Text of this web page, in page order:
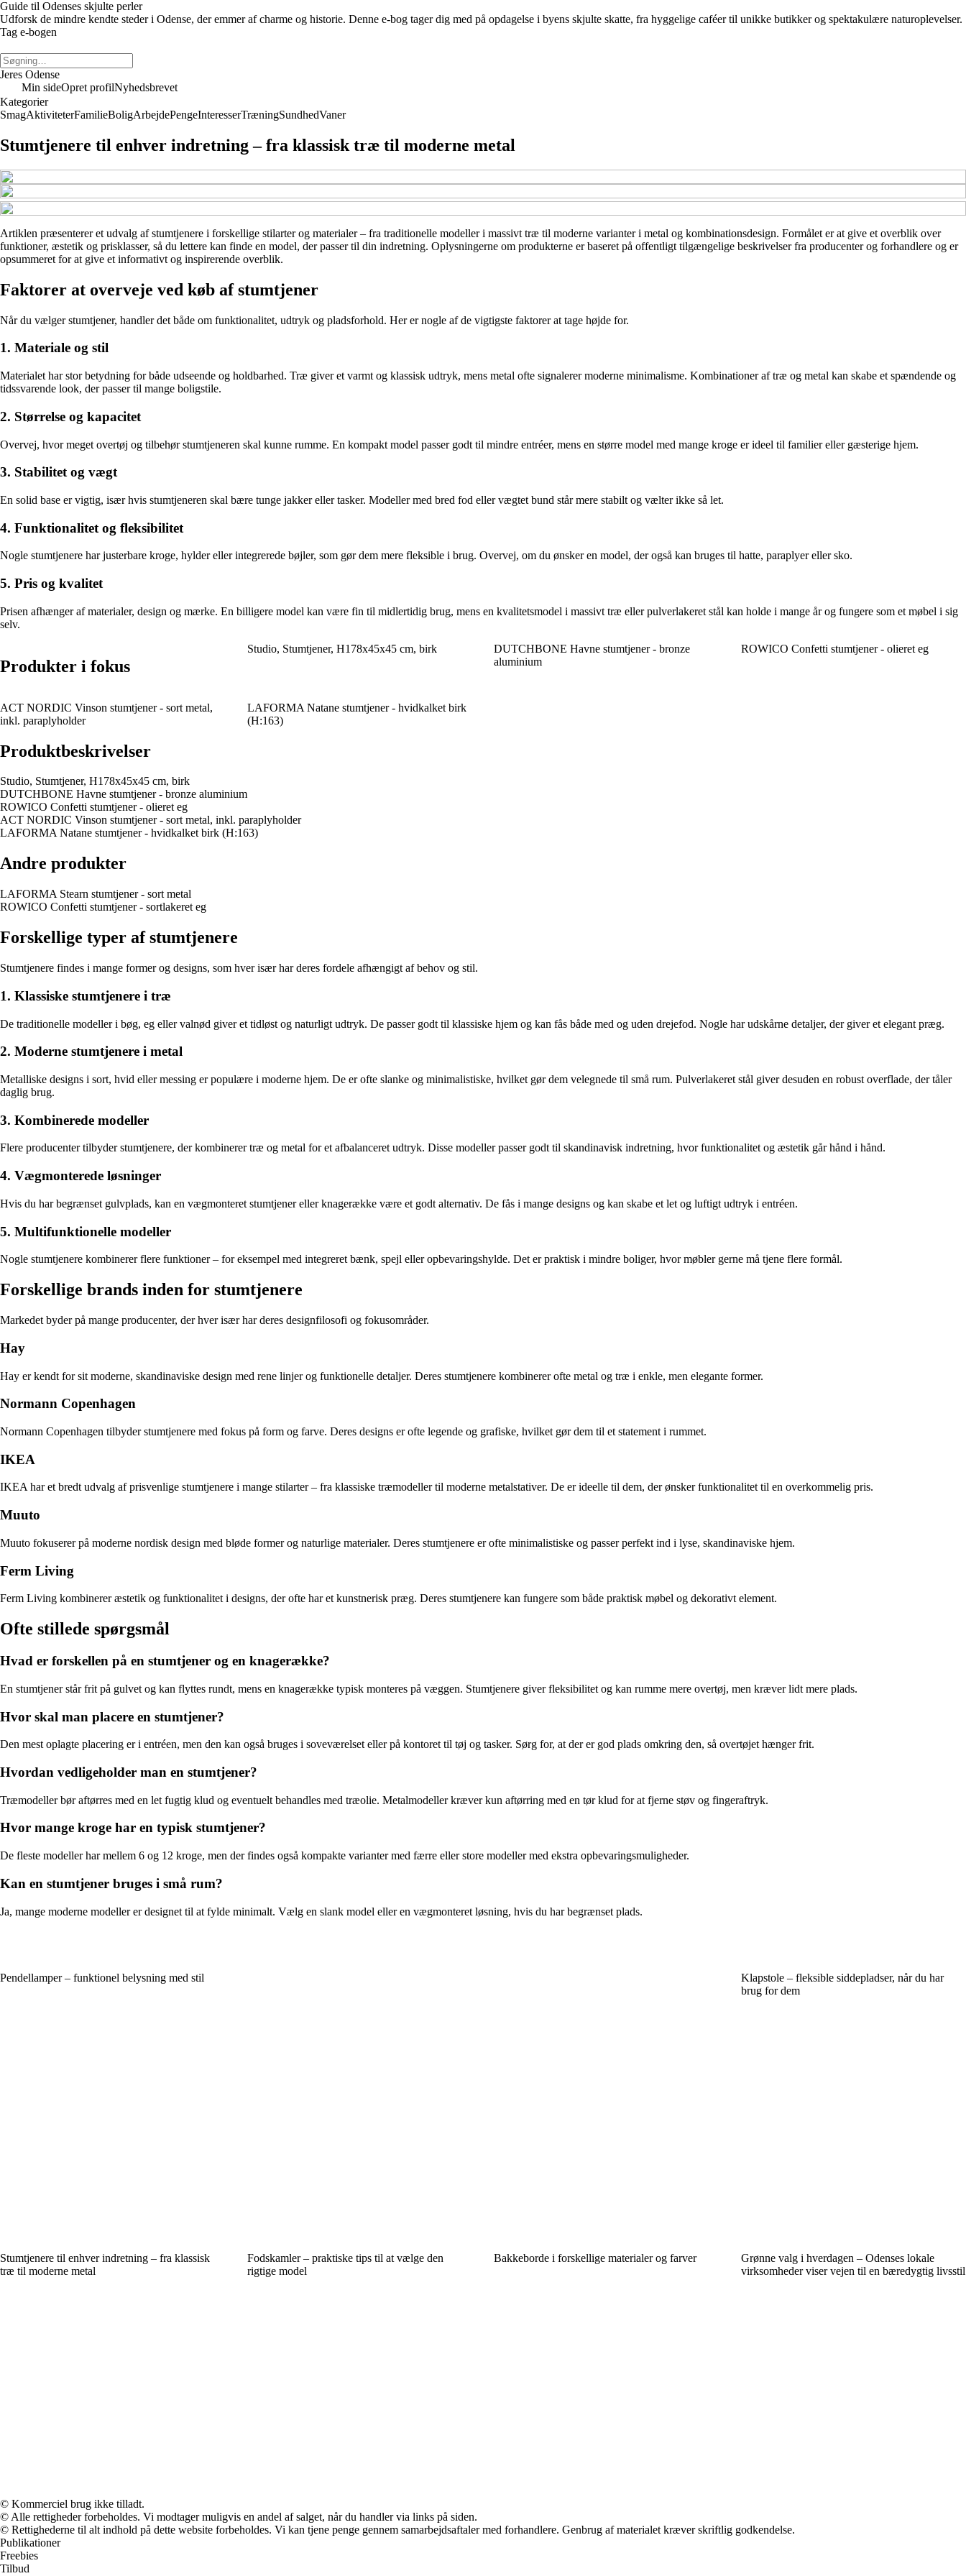
Guide til Odenses skjulte perler
Udforsk de mindre kendte steder i Odense, der emmer af charme og historie. Denne e-bog tager dig med på opdagelse i byens skjulte skatte, fra hyggelige caféer til unikke butikker og spektakulære naturoplevelser.
Tag e-bogen
Jeres Odense
Min sideOpret profilNyhedsbrevet
Kategorier
SmagAktiviteterFamilieBoligArbejdePengeInteresserTræningSundhedVaner
Stumtjenere til enhver indretning – fra klassisk træ til moderne metal
Artiklen præsenterer et udvalg af stumtjenere i forskellige stilarter og materialer – fra traditionelle modeller i massivt træ til moderne varianter i metal og kombinationsdesign. Formålet er at give et overblik over
funktioner, æstetik og prisklasser, så du lettere kan finde en model, der passer til din indretning. Oplysningerne om produkterne er baseret på offentligt tilgængelige beskrivelser fra producenter og forhandlere og er
opsummeret for at give et informativt og inspirerende overblik.
Faktorer at overveje ved køb af stumtjener
Når du vælger stumtjener, handler det både om funktionalitet, udtryk og pladsforhold. Her er nogle af de vigtigste faktorer at tage højde for.
1. Materiale og stil
Materialet har stor betydning for både udseende og holdbarhed. Træ giver et varmt og klassisk udtryk, mens metal ofte signalerer moderne minimalisme. Kombinationer af træ og metal kan skabe et spændende og
tidssvarende look, der passer til mange boligstile.
2. Størrelse og kapacitet
Overvej, hvor meget overtøj og tilbehør stumtjeneren skal kunne rumme. En kompakt model passer godt til mindre entréer, mens en større model med mange kroge er ideel til familier eller gæsterige hjem.
3. Stabilitet og vægt
En solid base er vigtig, især hvis stumtjeneren skal bære tunge jakker eller tasker. Modeller med bred fod eller vægtet bund står mere stabilt og vælter ikke så let.
4. Funktionalitet og fleksibilitet
Nogle stumtjenere har justerbare kroge, hylder eller integrerede bøjler, som gør dem mere fleksible i brug. Overvej, om du ønsker en model, der også kan bruges til hatte, paraplyer eller sko.
5. Pris og kvalitet
Prisen afhænger af materialer, design og mærke. En billigere model kan være fin til midlertidig brug, mens en kvalitetsmodel i massivt træ eller pulverlakeret stål kan holde i mange år og fungere som et møbel i sig
selv.
Produkter i fokus
Studio, Stumtjener, H178x45x45 cm, birk
DUTCHBONE Havne stumtjener - bronze
aluminium
ROWICO Confetti stumtjener - olieret eg
ACT NORDIC Vinson stumtjener - sort metal,
inkl. paraplyholder
LAFORMA Natane stumtjener - hvidkalket birk
(H:163)
Produktbeskrivelser
Studio, Stumtjener, H178x45x45 cm, birk
DUTCHBONE Havne stumtjener - bronze aluminium
ROWICO Confetti stumtjener - olieret eg
ACT NORDIC Vinson stumtjener - sort metal, inkl. paraplyholder
LAFORMA Natane stumtjener - hvidkalket birk (H:163)
Andre produkter
LAFORMA Stearn stumtjener - sort metal
ROWICO Confetti stumtjener - sortlakeret eg
Forskellige typer af stumtjenere
Stumtjenere findes i mange former og designs, som hver især har deres fordele afhængigt af behov og stil.
1. Klassiske stumtjenere i træ
De traditionelle modeller i bøg, eg eller valnød giver et tidløst og naturligt udtryk. De passer godt til klassiske hjem og kan fås både med og uden drejefod. Nogle har udskårne detaljer, der giver et elegant præg.
2. Moderne stumtjenere i metal
Metalliske designs i sort, hvid eller messing er populære i moderne hjem. De er ofte slanke og minimalistiske, hvilket gør dem velegnede til små rum. Pulverlakeret stål giver desuden en robust overflade, der tåler
daglig brug.
3. Kombinerede modeller
Flere producenter tilbyder stumtjenere, der kombinerer træ og metal for et afbalanceret udtryk. Disse modeller passer godt til skandinavisk indretning, hvor funktionalitet og æstetik går hånd i hånd.
4. Vægmonterede løsninger
Hvis du har begrænset gulvplads, kan en vægmonteret stumtjener eller knagerække være et godt alternativ. De fås i mange designs og kan skabe et let og luftigt udtryk i entréen.
5. Multifunktionelle modeller
Nogle stumtjenere kombinerer flere funktioner – for eksempel med integreret bænk, spejl eller opbevaringshylde. Det er praktisk i mindre boliger, hvor møbler gerne må tjene flere formål.
Forskellige brands inden for stumtjenere
Markedet byder på mange producenter, der hver især har deres designfilosofi og fokusområder.
Hay
Hay er kendt for sit moderne, skandinaviske design med rene linjer og funktionelle detaljer. Deres stumtjenere kombinerer ofte metal og træ i enkle, men elegante former.
Normann Copenhagen
Normann Copenhagen tilbyder stumtjenere med fokus på form og farve. Deres designs er ofte legende og grafiske, hvilket gør dem til et statement i rummet.
IKEA
IKEA har et bredt udvalg af prisvenlige stumtjenere i mange stilarter – fra klassiske træmodeller til moderne metalstativer. De er ideelle til dem, der ønsker funktionalitet til en overkommelig pris.
Muuto
Muuto fokuserer på moderne nordisk design med bløde former og naturlige materialer. Deres stumtjenere er ofte minimalistiske og passer perfekt ind i lyse, skandinaviske hjem.
Ferm Living
Ferm Living kombinerer æstetik og funktionalitet i designs, der ofte har et kunstnerisk præg. Deres stumtjenere kan fungere som både praktisk møbel og dekorativt element.
Ofte stillede spørgsmål
Hvad er forskellen på en stumtjener og en knagerække?
En stumtjener står frit på gulvet og kan flyttes rundt, mens en knagerække typisk monteres på væggen. Stumtjenere giver fleksibilitet og kan rumme mere overtøj, men kræver lidt mere plads.
Hvor skal man placere en stumtjener?
Den mest oplagte placering er i entréen, men den kan også bruges i soveværelset eller på kontoret til tøj og tasker. Sørg for, at der er god plads omkring den, så overtøjet hænger frit.
Hvordan vedligeholder man en stumtjener?
Træmodeller bør aftørres med en let fugtig klud og eventuelt behandles med træolie. Metalmodeller kræver kun aftørring med en tør klud for at fjerne støv og fingeraftryk.
Hvor mange kroge har en typisk stumtjener?
De fleste modeller har mellem 6 og 12 kroge, men der findes også kompakte varianter med færre eller store modeller med ekstra opbevaringsmuligheder.
Kan en stumtjener bruges i små rum?
Ja, mange moderne modeller er designet til at fylde minimalt. Vælg en slank model eller en vægmonteret løsning, hvis du har begrænset plads.
Pendellamper – funktionel belysning med stil
Klapstole – fleksible siddepladser, når du har
brug for dem
Stumtjenere til enhver indretning – fra klassisk
træ til moderne metal
Fodskamler – praktiske tips til at vælge den
rigtige model
Bakkeborde i forskellige materialer og farver
Grønne valg i hverdagen – Odenses lokale
virksomheder viser vejen til en bæredygtig livsstil
© Kommerciel brug ikke tilladt.
© Alle rettigheder forbeholdes. Vi modtager muligvis en andel af salget, når du handler via links på siden.
© Rettighederne til alt indhold på dette website forbeholdes. Vi kan tjene penge gennem samarbejdsaftaler med forhandlere. Genbrug af materialet kræver skriftlig godkendelse.
Publikationer
Freebies
Tilbud